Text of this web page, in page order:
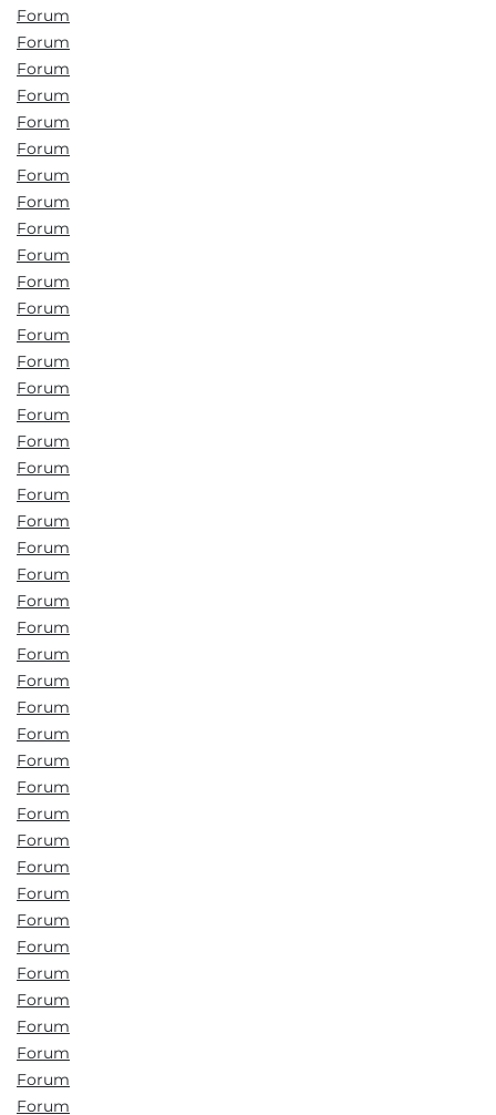
Forum
Forum
Forum
Forum
Forum
Forum
Forum
Forum
Forum
Forum
Forum
Forum
Forum
Forum
Forum
Forum
Forum
Forum
Forum
Forum
Forum
Forum
Forum
Forum
Forum
Forum
Forum
Forum
Forum
Forum
Forum
Forum
Forum
Forum
Forum
Forum
Forum
Forum
Forum
Forum
Forum
Forum